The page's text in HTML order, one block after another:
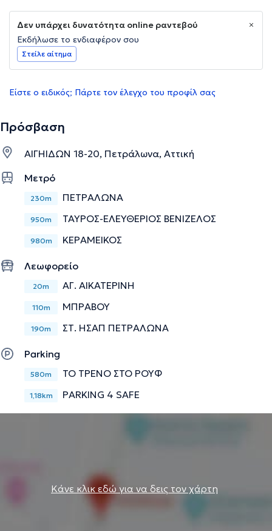
Δεν υπάρχει δυνατότητα online ραντεβού
Εκδήλωσε το ενδιαφέρον σου
Στείλε αίτημα
Είστε ο ειδικός; Πάρτε τον έλεγχο του προφίλ σας
Πρόσβαση
ΑΙΓΗΙΔΩΝ 18-20, Πετράλωνα, Αττική
Μετρό
230m ΠΕΤΡΑΛΩΝΑ
950m ΤΑΥΡΟΣ-ΕΛΕΥΘΕΡΙΟΣ ΒΕΝΙΖΕΛΟΣ
980m ΚΕΡΑΜΕΙΚΟΣ
Λεωφορείο
20m ΑΓ. ΑΙΚΑΤΕΡΙΝΗ
110m ΜΠΡΑΒΟΥ
190m ΣΤ. ΗΣΑΠ ΠΕΤΡΑΛΩΝΑ
Parking
580m ΤΟ ΤΡΕΝΟ ΣΤΟ ΡΟΥΦ
1,18km PARKING 4 SAFE
Κάνε κλικ εδώ για να δεις τον χάρτη